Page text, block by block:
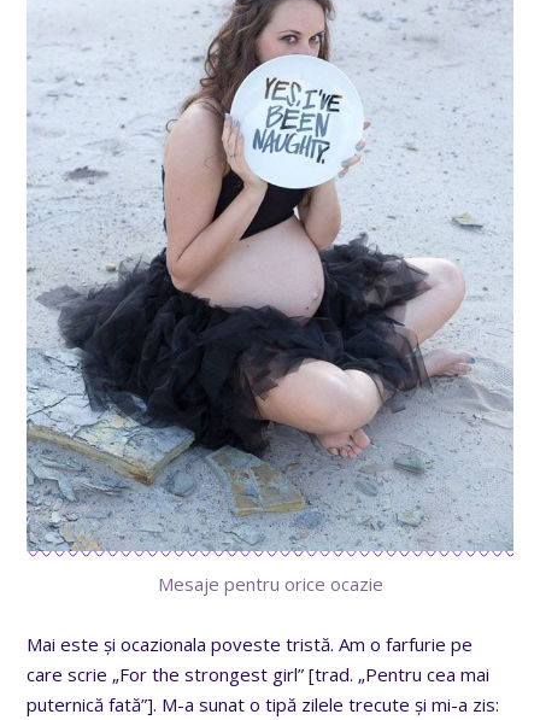
Mesaje pentru orice ocazie
Mai este și ocazionala poveste tristă. Am o farfurie pe
care scrie „For the strongest girl” [trad. „Pentru cea mai
puternică fată”]. M-a sunat o tipă zilele trecute și mi-a zis: